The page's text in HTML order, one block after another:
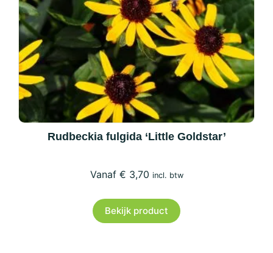
Rudbeckia fulgida ‘Little Goldstar’
€ 3,70 incl. btw
Bekijk product